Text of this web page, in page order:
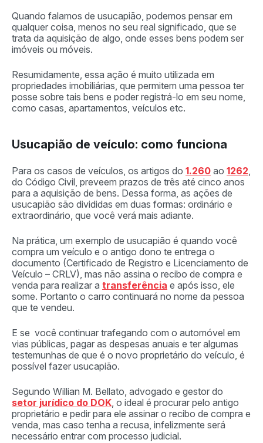
Quando falamos de usucapião, podemos pensar em
qualquer coisa, menos no seu real significado, que se
trata da aquisição de algo, onde esses bens podem ser
imóveis ou móveis.
Resumidamente, essa ação é muito utilizada em
propriedades imobiliárias, que permitem uma pessoa ter
posse sobre tais bens e poder registrá-lo em seu nome,
como casas, apartamentos, veículos etc.
Usucapião de veículo: como funciona
Para os casos de veículos, os artigos do 1.260 ao 1262,
do Código Civil, preveem prazos de três até cinco anos
para a aquisição de bens. Dessa forma, as ações de
usucapião são divididas em duas formas: ordinário e
extraordinário, que você verá mais adiante.
Na prática, um exemplo de usucapião é quando você
compra um veículo e o antigo dono te entrega o
documento (Certificado de Registro e Licenciamento de
Veículo – CRLV), mas não assina o recibo de compra e
venda para realizar a transferência e após isso, ele
some. Portanto o carro continuará no nome da pessoa
que te vendeu.
E se você continuar trafegando com o automóvel em
vias públicas, pagar as despesas anuais e ter algumas
testemunhas de que é o novo proprietário do veículo, é
possível fazer usucapião.
Segundo Willian M. Bellato, advogado e gestor do
setor jurídico do DOK, o ideal é procurar pelo antigo
proprietário e pedir para ele assinar o recibo de compra e
venda, mas caso tenha a recusa, infelizmente será
necessário entrar com processo judicial.